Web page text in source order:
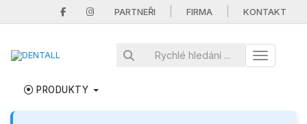
PARTNEŘI FIRMA KONTAKT
Toggle
PRODUKTY